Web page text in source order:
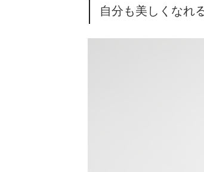
自分も美しくなれ